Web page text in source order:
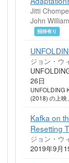
Jitti
John
招待有り
ジョン・ウ
26日
UNFOLDING
(2018) の上
Kafka on
Resetting
ジョン・ウ
2019年9月